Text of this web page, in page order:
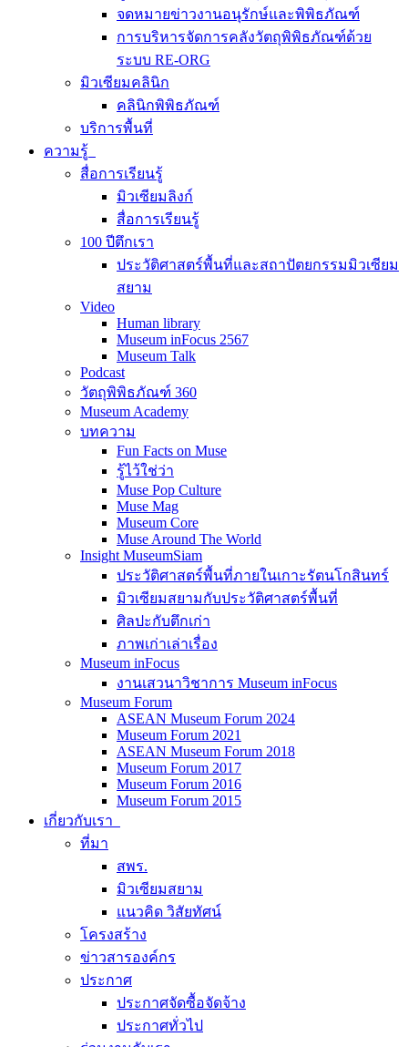
จดหมายข่าวงานอนุรักษ์และพิพิธภัณฑ์
การบริหารจัดการคลังวัตถุพิพิธภัณฑ์ด้วย
ระบบ RE-ORG
มิวเซียมคลินิก
คลินิกพิพิธภัณฑ์
บริการพื้นที่
ความรู้
สื่อการเรียนรู้
มิวเซียมลิงก์
สื่อการเรียนรู้
100 ปีตึกเรา
ประวัติศาสตร์พื้นที่และสถาปัตยกรรมมิวเซียม
สยาม
Video
Human library
Museum inFocus 2567
Museum Talk
Podcast
วัตถุพิพิธภัณฑ์ 360
Museum Academy
บทความ
Fun Facts on Muse
รู้ไว้ใช่ว่า
Muse Pop Culture
Muse Mag
Museum Core
Muse Around The World
Insight MuseumSiam
ประวัติศาสตร์พื้นที่ภายในเกาะรัตนโกสินทร์
มิวเซียมสยามกับประวัติศาสตร์พื้นที่
ศิลปะกับตึกเก่า
ภาพเก่าเล่าเรื่อง
Museum inFocus
งานเสวนาวิชาการ Museum inFocus
Museum Forum
ASEAN Museum Forum 2024
Museum Forum 2021
ASEAN Museum Forum 2018
Museum Forum 2017
Museum Forum 2016
Museum Forum 2015
เกี่ยวกับเรา
ที่มา
สพร.
มิวเซียมสยาม
แนวคิด วิสัยทัศน์
โครงสร้าง
ข่าวสารองค์กร
ประกาศ
ประกาศจัดซื้อจัดจ้าง
ประกาศทั่วไป